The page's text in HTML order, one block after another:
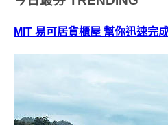
MIT 易可居貨櫃屋 幫你迅速完